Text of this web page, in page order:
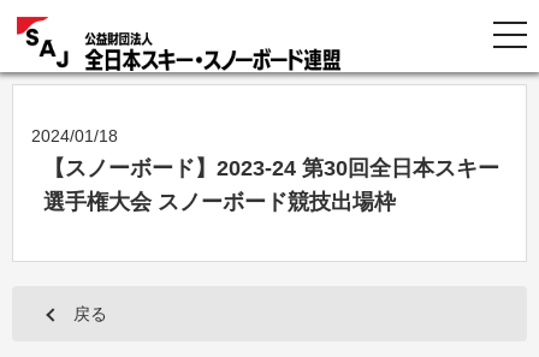
2024/01/18
【スノーボード】2023-24 第30回全日本スキー
選手権大会 スノーボード競技出場枠
戻る